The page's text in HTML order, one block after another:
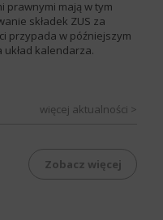
prawnymi mają w tym
składek ZUS za
przypada w późniejszym
kalendarza.
więcej aktualności >
Zobacz więcej